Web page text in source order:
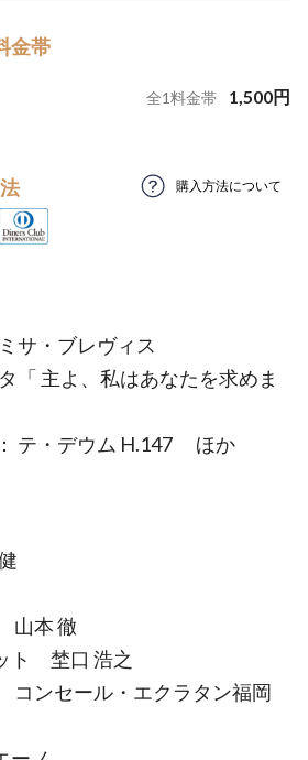
金帯
全1料金帯 1,500円
購入方法について
サ・ブレヴィス
「 主よ、私はあなたを求めま
テ・デウム H.147 ほか
山本 徹
ト 埜口 浩之
ンセール・エクラタン福岡